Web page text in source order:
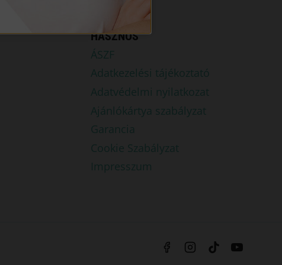
HASZNOS
ÁSZF
Adatkezelési tájékoztató
Adatvédelmi nyilatkozat
Ajánlókártya szabályzat
Garancia
Cookie Szabályzat
Impresszum